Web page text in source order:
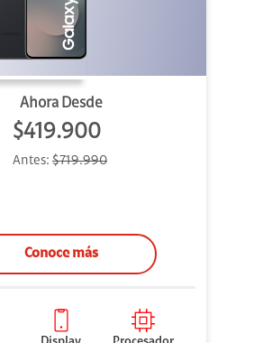
Ahora Desde
$419.900
Antes: $719.990
Conoce más